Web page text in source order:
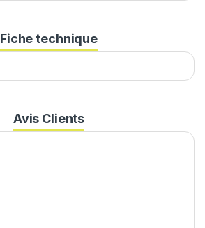
Fiche technique
Avis Clients